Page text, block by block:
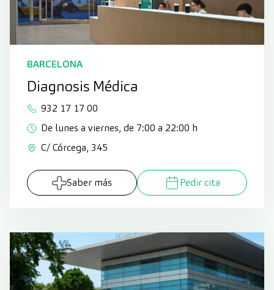
BARCELONA
Diagnosis Médica
932 17 17 00
De lunes a viernes, de 7:00 a 22:00 h
C/ Córcega, 345
Saber más Pedir cita